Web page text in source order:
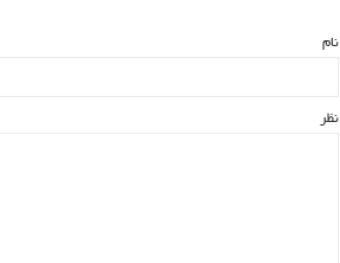
نام
نظر